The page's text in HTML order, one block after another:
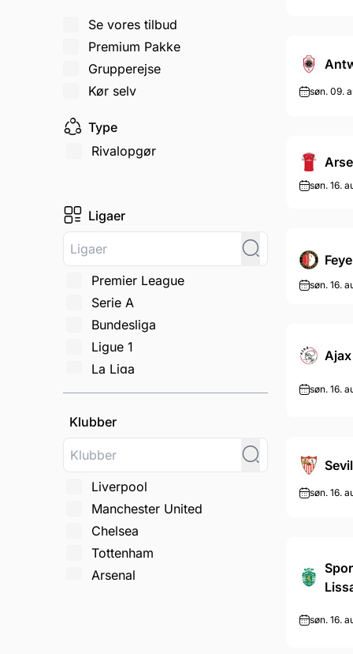
Se vores tilbud
Premium Pakke
Grupperejse
Kør selv
Type
Rivalopgør
Ligaer
Premier League
Serie A
Bundesliga
Ligue 1
La Liga
Champions League
FA Cup
Carabao Cup
Europa League
Conference League
Æresdivisionen
Jupiler Pro League
Primeira liga
Copa del Rey
Klubber
Liverpool
Manchester United
Chelsea
Tottenham
Arsenal
søn. 09.
søn. 16.
søn. 16.
Ajax
søn. 16.
søn. 16.
søn. 16.